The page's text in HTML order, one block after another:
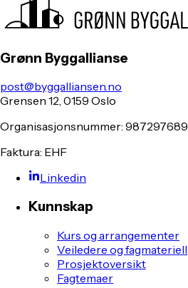
Grønn Byggallianse
post@byggalliansen.no
Grensen 12, 0159 Oslo
Organisasjonsnummer: 987297689
Faktura: EHF
Linkedin
Kunnskap
Kurs og arrangementer
Veiledere og fagmateriell
Prosjektoversikt
Fagtemaer